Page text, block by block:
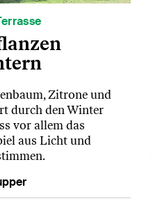
Zitrone und
durch den Winter
vor allem das
aus Licht und